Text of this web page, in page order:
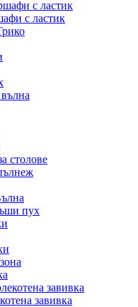
с ластик
с ластик
столове
пух
завивка
завивка